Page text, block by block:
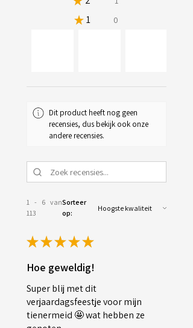
★ 1 0
Dit product heeft nog geen
recensies, dus bekijk ook onze
andere recensies.
1 - 6 van
113
Sorteer
op:
★★★★★
Hoe geweldig!
Super blij met dit
verjaardagsfeestje voor mijn
tienermeid 🤩 wat hebben ze